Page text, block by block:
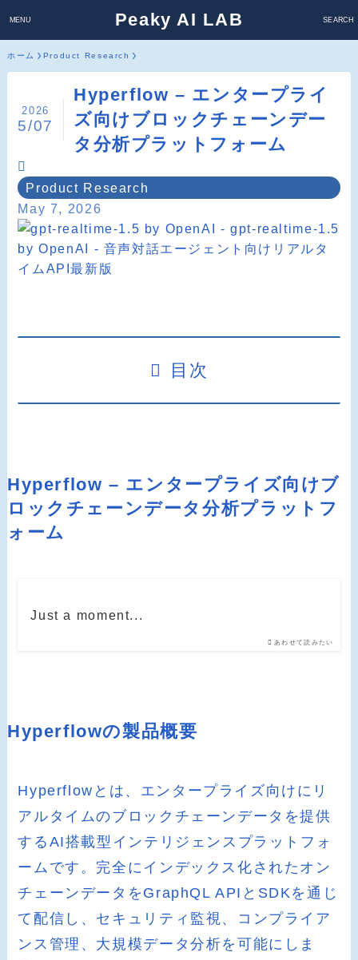
Peaky AI LAB SEARCH
MENU
ホーム Product Research
Hyperflow – エンタープライ
ズ向けブロックチェーンデー
タ分析プラットフォーム
2026
5/07
Product Research
May 7, 2026
目次
Hyperflow – エンタープライズ向けブ
ロックチェーンデータ分析プラットフ
ォーム
あわせて読みたい
Just a moment...
Hyperflowの製品概要
Hyperflowとは、エンタープライズ向けにリ
アルタイムのブロックチェーンデータを提供
するAI搭載型インテリジェンスプラットフォ
ームです。完全にインデックス化されたオン
チェーンデータをGraphQL APIとSDKを通じ
て配信し、セキュリティ監視、コンプライア
ンス管理、大規模データ分析を可能にしま